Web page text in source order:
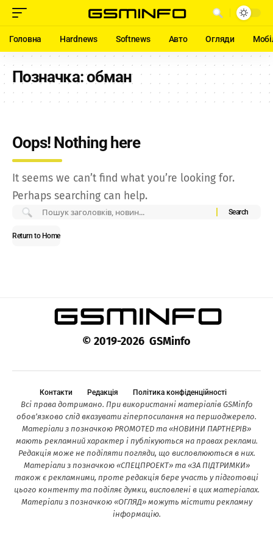
Головна Hardnews Softnews Авто Огляди
Позначка:обман
Oops! Nothing here
It seems we can’t find what you’re looking for.
Perhaps searching can help.
Return to Home
© 2019-2026 GSMinfo
Контакти Редакція Політика конфіденційності
Всі права дотримано. При використанні матеріалів GSMinfo
обов’язково слід вказувати гіперпосилання на першоджерело.
Матеріали з позначкою PROMOTED та «НОВИНИ ПАРТНЕРІВ»
мають рекламний характер і публікуються на правах реклами.
Редакція може не поділяти погляди, що висловлюються в них.
Матеріали з позначкою «СПЕЦПРОЕКТ» та «ЗА ПІДТРИМКИ»
також є рекламними, проте редакція бере участь у підготовці
цього контенту та поділяє думки, висловлені в цих матеріалах.
Матеріали з позначкою «ОГЛЯД» можуть містити рекламну
інформацію.